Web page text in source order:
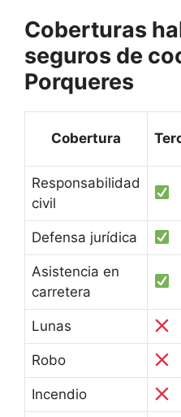
Coberturas
seguros de
Porqueres
Cobertura
Responsabilidad
civil
Defensa jurídica
Asistencia en
carretera
Lunas
Robo
Incendio